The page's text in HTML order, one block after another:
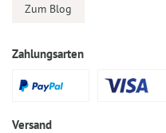
Zum Blog
Zahlungsarten
Versand